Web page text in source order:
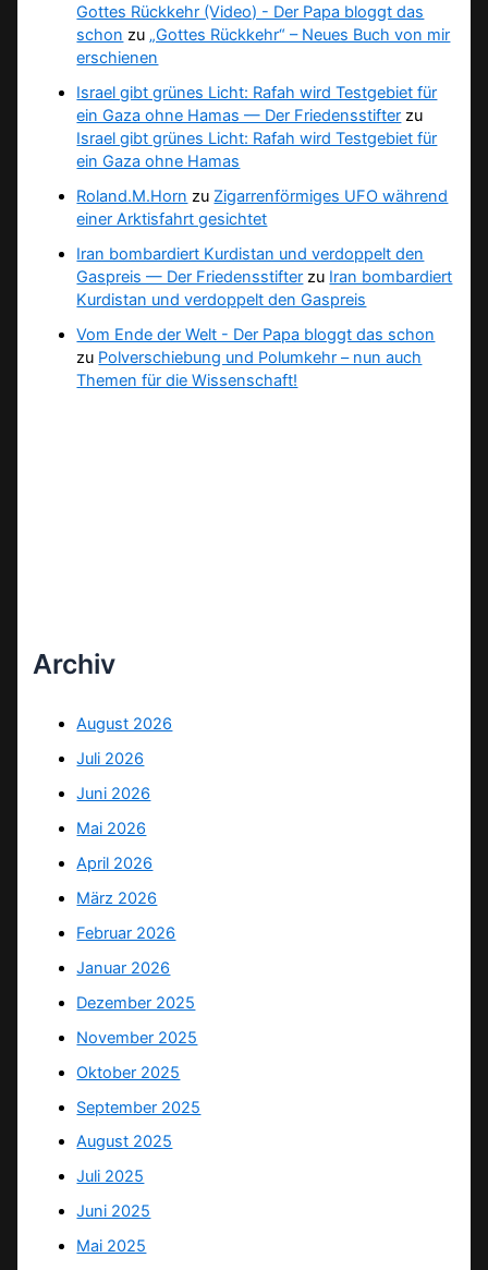
Gottes Rückkehr (Video) - Der Papa bloggt das
schon zu „Gottes Rückkehr“ – Neues Buch von mir
erschienen
Israel gibt grünes Licht: Rafah wird Testgebiet für
ein Gaza ohne Hamas — Der Friedensstifter zu
Israel gibt grünes Licht: Rafah wird Testgebiet für
ein Gaza ohne Hamas
Roland.M.Horn zu Zigarrenförmiges UFO während
einer Arktisfahrt gesichtet
Iran bombardiert Kurdistan und verdoppelt den
Gaspreis — Der Friedensstifter zu Iran bombardiert
Kurdistan und verdoppelt den Gaspreis
Vom Ende der Welt - Der Papa bloggt das schon
zu Polverschiebung und Polumkehr – nun auch
Themen für die Wissenschaft!
Archiv
August 2026
Juli 2026
Juni 2026
Mai 2026
April 2026
März 2026
Februar 2026
Januar 2026
Dezember 2025
November 2025
Oktober 2025
September 2025
August 2025
Juli 2025
Juni 2025
Mai 2025